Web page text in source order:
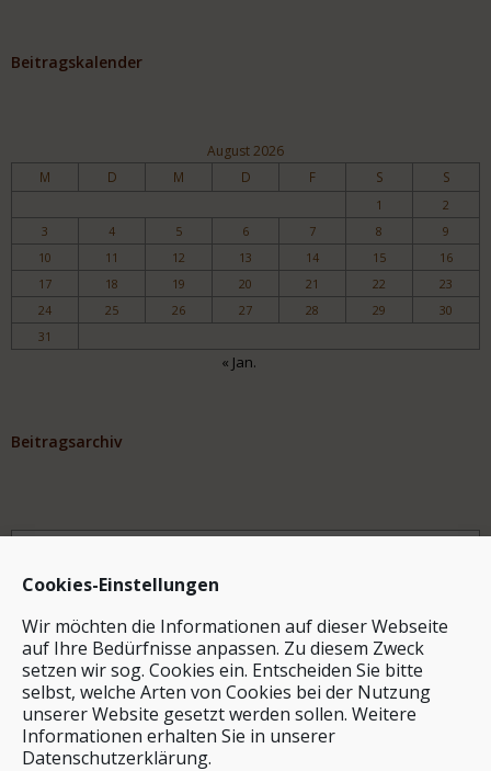
Cookies-Einstellungen
Wir möchten die Informationen auf dieser Webseite
auf Ihre Bedürfnisse anpassen. Zu diesem Zweck
setzen wir sog. Cookies ein. Entscheiden Sie bitte
selbst, welche Arten von Cookies bei der Nutzung
unserer Website gesetzt werden sollen. Weitere
Informationen erhalten Sie in unserer
Datenschutzerklärung.
Beitragskalender
August 2026
M D M D F S S
1
2
3
4 5 6 7 8
9
10
11 12 13 14 15
16
17
18 19 20 21 22
23
24
25 26 27 28 29
30
31
« Jan.
Beitragsarchiv
Archiv
Stichwortsuche